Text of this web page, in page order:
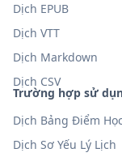
Trường hợp sử
Dịch Bảng Điểm
Dịch Sơ Yếu Lý Lịch
Dịch EPUB
Dịch VTT
Dịch Markdown
Dịch CSV